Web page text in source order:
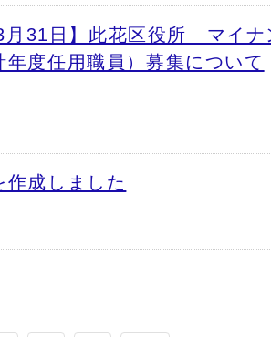
月31日】此花区役所 マイナ
度任用職員）募集について
作成しました